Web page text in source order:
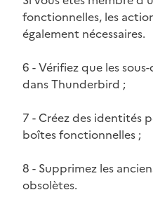
fonctionnelles, les
également nécessaires.
6 - Vérifiez que les
dans Thunderbird ;
7 - Créez des identités
boîtes fonctionnelles ;
8 - Supprimez les
obsolètes.